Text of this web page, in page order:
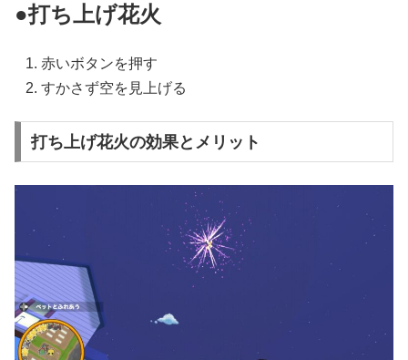
●打ち上げ花火
赤いボタンを押す
すかさず空を見上げる
打ち上げ花火の効果とメリット